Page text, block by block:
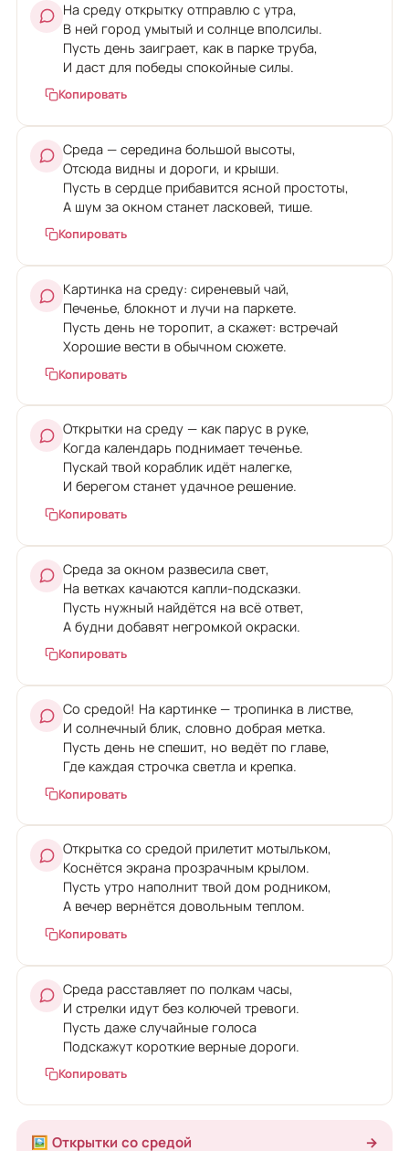
На среду открытку отправлю с утра,
В ней город умытый и солнце вполсилы.
Пусть день заиграет, как в парке труба,
И даст для победы спокойные силы.
Копировать
Среда — середина большой высоты,
Отсюда видны и дороги, и крыши.
Пусть в сердце прибавится ясной простоты,
А шум за окном станет ласковей, тише.
Копировать
Картинка на среду: сиреневый чай,
Печенье, блокнот и лучи на паркете.
Пусть день не торопит, а скажет: встречай
Хорошие вести в обычном сюжете.
Копировать
Открытки на среду — как парус в руке,
Когда календарь поднимает теченье.
Пускай твой кораблик идёт налегке,
И берегом станет удачное решение.
Копировать
Среда за окном развесила свет,
На ветках качаются капли-подсказки.
Пусть нужный найдётся на всё ответ,
А будни добавят негромкой окраски.
Копировать
Со средой! На картинке — тропинка в листве,
И солнечный блик, словно добрая метка.
Пусть день не спешит, но ведёт по главе,
Где каждая строчка светла и крепка.
Копировать
Открытка со средой прилетит мотыльком,
Коснётся экрана прозрачным крылом.
Пусть утро наполнит твой дом родником,
А вечер вернётся довольным теплом.
Копировать
Среда расставляет по полкам часы,
И стрелки идут без колючей тревоги.
Пусть даже случайные голоса
Подскажут короткие верные дороги.
Копировать
🖼️ Открытки со средой →